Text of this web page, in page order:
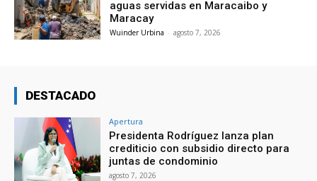
aguas servidas en Maracaibo y
Maracay
Wuinder Urbina - agosto 7, 2026
DESTACADO
Apertura
Presidenta Rodríguez lanza plan
crediticio con subsidio directo para
juntas de condominio
agosto 7, 2026